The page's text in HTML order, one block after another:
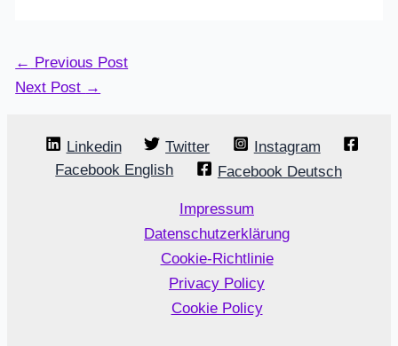
← Previous Post
Next Post →
Linkedin Twitter
Instagram
Facebook English
Facebook Deutsch
Impressum
Datenschutzerklärung
Cookie-Richtlinie
Privacy Policy
Cookie Policy